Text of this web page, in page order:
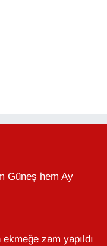
Güneş hem Ay
ekmeğe zam yapıldı